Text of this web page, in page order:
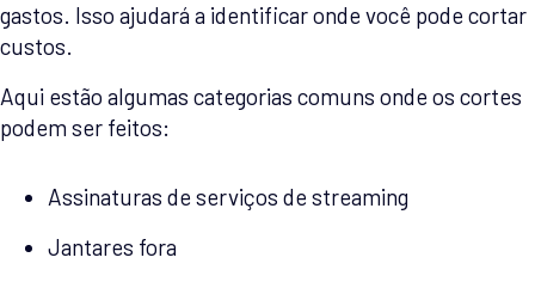
gastos. Isso ajudará a identificar onde você pode cortar
custos.
Aqui estão algumas categorias comuns onde os cortes
podem ser feitos:
Assinaturas de serviços de streaming
Jantares fora